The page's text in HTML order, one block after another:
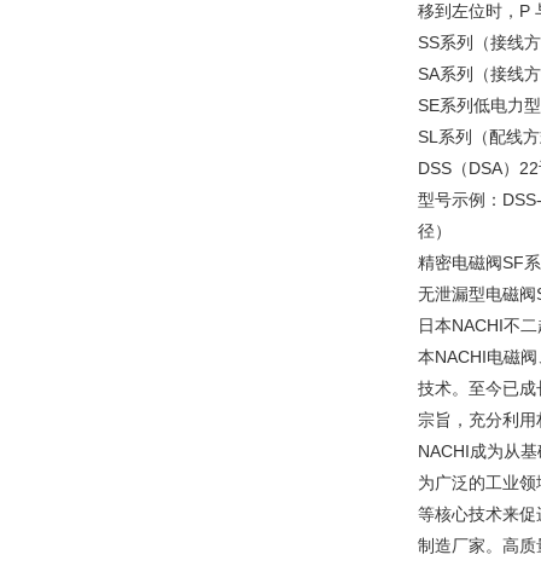
移到左位时，P
SS系列（接线
SA系列（接线
SE系列低电力
SL系列（配线
DSS（DSA）
型号示例：
径）
精密电磁阀SF
无泄漏型电磁
日本NACHI不
本NACHI电磁
技术。至今已成
宗旨，充分利
NACHI成为从
为广泛的工业
等核心技术来促
制造厂家。高